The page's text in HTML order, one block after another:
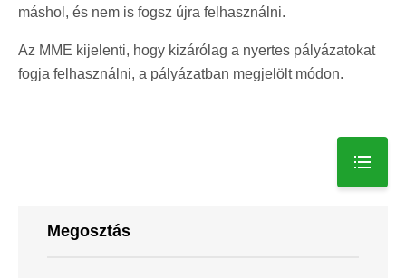
máshol, és nem is fogsz újra felhasználni.
Az MME kijelenti, hogy kizárólag a nyertes pályázatokat
fogja felhasználni, a pályázatban megjelölt módon.
Megosztás